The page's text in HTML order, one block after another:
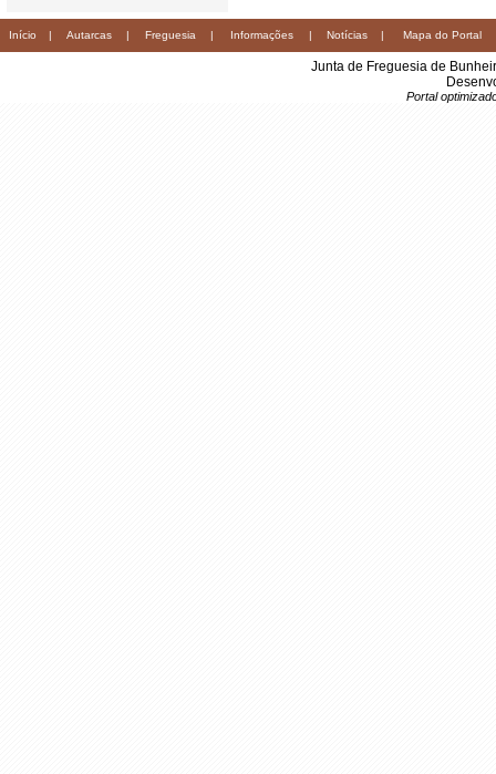
Início | Autarcas | Freguesia | Informações | Notícias | Mapa do Portal
Junta de Freguesia de
Portal